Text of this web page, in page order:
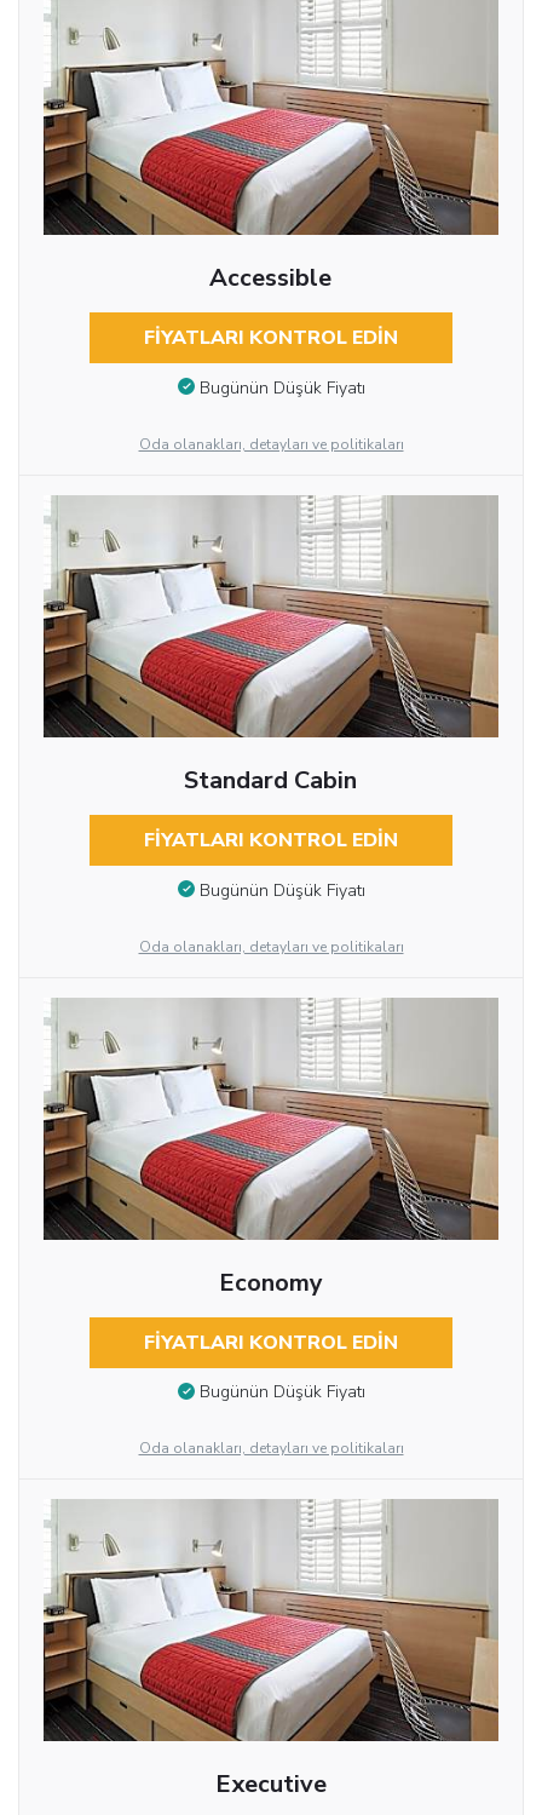
Accessible
FIYATLARI KONTROL EDIN
Bugünün Düşük Fiyatı
Oda olanakları, detayları ve politikaları
Standard Cabin
FIYATLARI KONTROL EDIN
Bugünün Düşük Fiyatı
Oda olanakları, detayları ve politikaları
Economy
FIYATLARI KONTROL EDIN
Bugünün Düşük Fiyatı
Oda olanakları, detayları ve politikaları
Executive